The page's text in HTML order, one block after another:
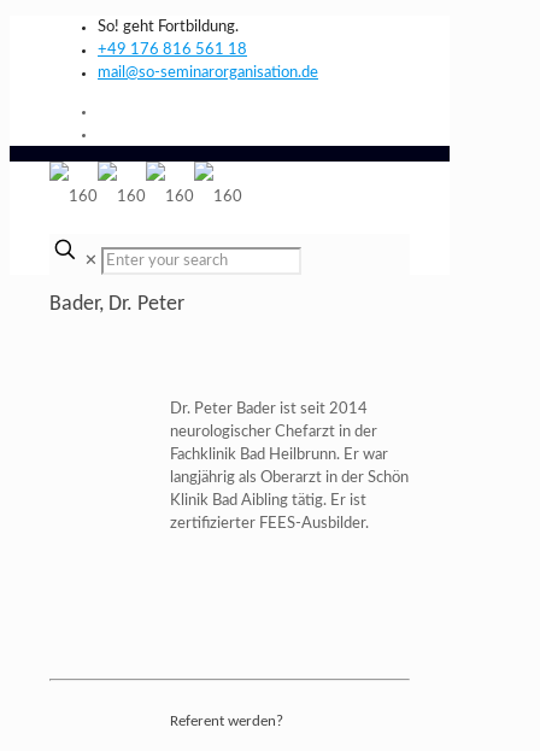
So! geht Fortbildung.
+49 176 816 561 18
mail@so-seminarorganisation.de
✕
Bader, Dr. Peter
Dr. Peter Bader ist seit 2014
neurologischer Chefarzt in der
Fachklinik Bad Heilbrunn. Er war
langjährig als Oberarzt in der Schön
Klinik Bad Aibling tätig. Er ist
zertifizierter FEES-Ausbilder.
Referent werden?